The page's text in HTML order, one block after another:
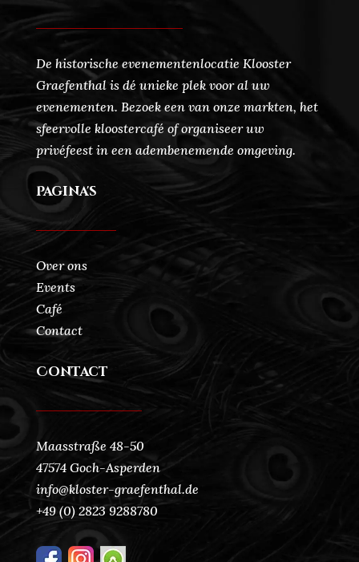
De historische evenementenlocatie Klooster
Graefenthal is dé unieke plek voor al uw
evenementen. Bezoek een van onze markten, het
sfeervolle kloostercafé of organiseer uw
privéfeest in een adembenemende omgeving.
Pagina's
Over ons
Events
Café
Contact
Contact
Maasstraße 48-50
47574 Goch-Asperden
info@kloster-graefenthal.de
+49 (0) 2823 9288780